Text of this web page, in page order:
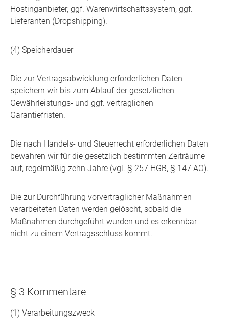
Hostinganbieter, ggf. Warenwirtschaftssystem, ggf.
Lieferanten (Dropshipping).
(4) Speicherdauer
Die zur Vertragsabwicklung erforderlichen Daten
speichern wir bis zum Ablauf der gesetzlichen
Gewährleistungs- und ggf. vertraglichen
Garantiefristen.
Die nach Handels- und Steuerrecht erforderlichen Daten
bewahren wir für die gesetzlich bestimmten Zeiträume
auf, regelmäßig zehn Jahre (vgl. § 257 HGB, § 147 AO).
Die zur Durchführung vorvertraglicher Maßnahmen
verarbeiteten Daten werden gelöscht, sobald die
Maßnahmen durchgeführt wurden und es erkennbar
nicht zu einem Vertragsschluss kommt.
§ 3 Kommentare
(1) Verarbeitungszweck